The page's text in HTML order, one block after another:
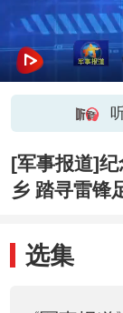
[军事报道]
乡 踏寻雷锋
选集